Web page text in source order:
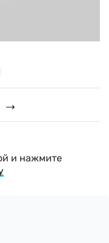
и нажмите